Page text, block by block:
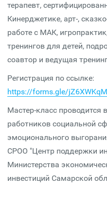
терапевт,
Кинерджетике, арт-,
работе с МАК,
тренингов для детей,
соавтор и ведущая
Регистрация по ссылке:
https://forms.gle/
Мастер-класс
работников социальной
эмоционального
СРОО "Центр поддержки
Министерства
инвестиций Самарской